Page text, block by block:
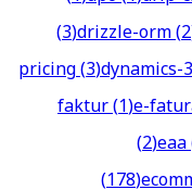
(3)drizzle-orm(2
pricing(3)dynamics-
faktur(1)e-
(2)eaa
(178)